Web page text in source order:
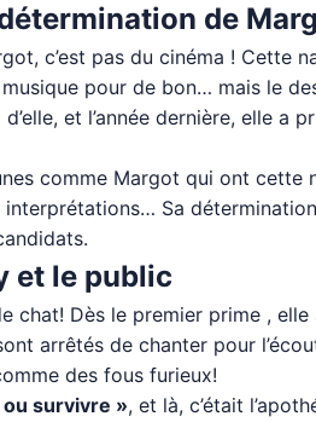
de
c’est pas du cinéma ! Cette
pour de bon… mais le
et l’année dernière, elle a
comme Margot qui ont cette
Sa
et le public
chat! Dès le premier prime ,
arrêtés de chanter pour
des fous furieux!
survivre », et là, c’était